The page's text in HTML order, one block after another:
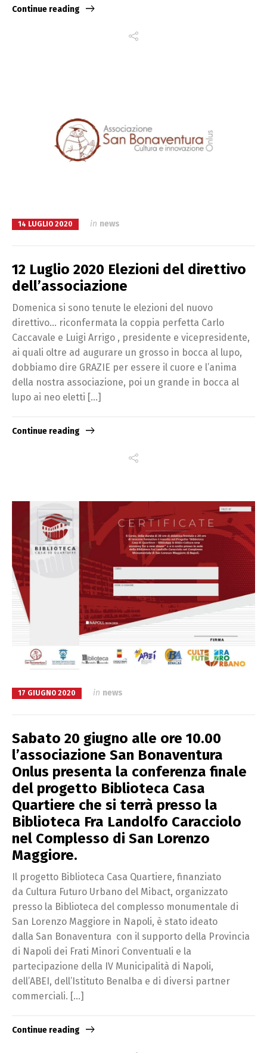
Continue reading
14 LUGLIO 2020 in news
12 Luglio 2020 Elezioni del direttivo
dell’associazione
Domenica si sono tenute le elezioni del nuovo
direttivo… riconfermata la coppia perfetta Carlo
Caccavale e Luigi Arrigo , presidente e vicepresidente,
ai quali oltre ad augurare un grosso in bocca al lupo,
dobbiamo dire GRAZIE per essere il cuore e l’anima
della nostra associazione, poi un grande in bocca al
lupo ai neo eletti […]
Continue reading
17 GIUGNO 2020 in news
Sabato 20 giugno alle ore 10.00
l’associazione San Bonaventura
Onlus presenta la conferenza finale
del progetto Biblioteca Casa
Quartiere che si terrà presso la
Biblioteca Fra Landolfo Caracciolo
nel Complesso di San Lorenzo
Maggiore.
Il progetto Biblioteca Casa Quartiere, finanziato
da Cultura Futuro Urbano del Mibact, organizzato
presso la Biblioteca del complesso monumentale di
San Lorenzo Maggiore in Napoli, è stato ideato
dalla San Bonaventura con il supporto della Provincia
di Napoli dei Frati Minori Conventuali e la
partecipazione della IV Municipalità di Napoli,
dell’ABEI, dell’Istituto Benalba e di diversi partner
commerciali. […]
Continue reading